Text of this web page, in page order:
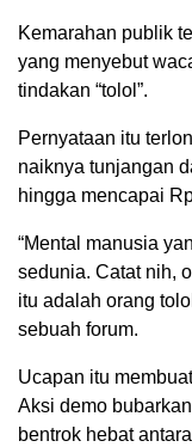
Kemarahan publik
yang menyebut
tindakan “tolol”.
Pernyataan itu
naiknya tunjangan
hingga mencapai
“Mental manusia
sedunia. Catat nih,
itu adalah orang
sebuah forum.
Ucapan itu
Aksi demo
bentrok hebat